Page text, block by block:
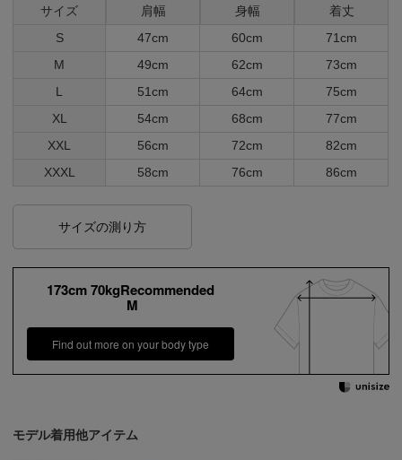
サイズ 肩幅 身幅
着丈
S
47cm 60cm
71cm
M
49cm 62cm
73cm
L
51cm 64cm
75cm
XL
54cm 68cm
77cm
XXL
56cm 72cm
82cm
XXXL
58cm 76cm 86cm
サイズの測り方
173cm 70kgRecommended
M
Find out more on your body type
モデル着用他アイテム